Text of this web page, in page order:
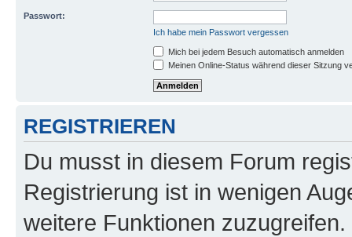
Passwort:
Ich habe mein Passwort vergessen
Mich bei jedem Besuch automatisch anmelden
Meinen Online-Status während dieser Sitzung
REGISTRIEREN
Du musst in diesem Forum
Registrierung ist in wenigen
weitere Funktionen